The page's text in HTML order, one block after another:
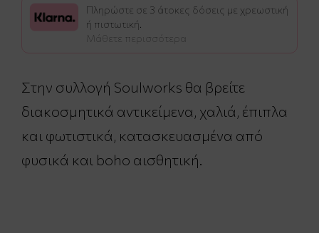
Πληρώστε σε 3 άτοκες δόσεις με χρεωστική
ή πιστωτική.
Μάθετε περισσότερα
Στην συλλογή Soulworks θα βρείτε
διακοσμητικά αντικείμενα, χαλιά, έπιπλα
και φωτιστικά, κατασκευασμένα από
φυσικά και boho αισθητική.